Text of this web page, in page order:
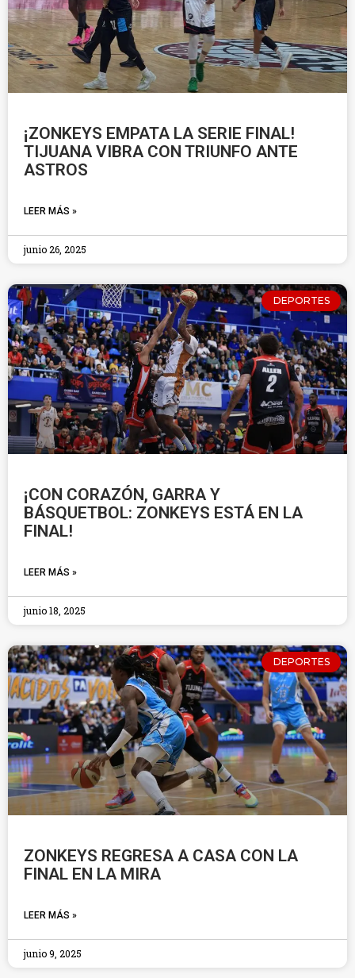
¡ZONKEYS EMPATA LA SERIE FINAL!
TIJUANA VIBRA CON TRIUNFO ANTE
ASTROS
LEER MÁS »
junio 26, 2025
DEPORTES
¡CON CORAZÓN, GARRA Y
BÁSQUETBOL: ZONKEYS ESTÁ EN LA
FINAL!
LEER MÁS »
junio 18, 2025
DEPORTES
ZONKEYS REGRESA A CASA CON LA
FINAL EN LA MIRA
LEER MÁS »
junio 9, 2025